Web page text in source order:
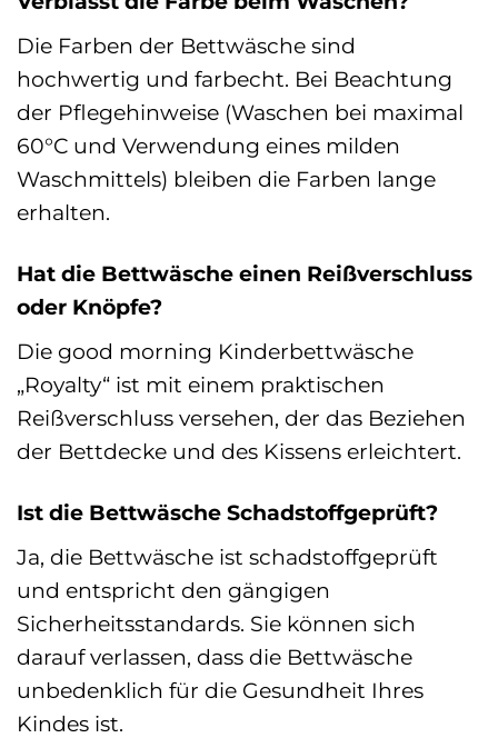
Die Farben der Bettwäsche sind
hochwertig und farbecht. Bei Beachtung
der Pflegehinweise (Waschen bei maximal
60°C und Verwendung eines milden
Waschmittels) bleiben die Farben lange
erhalten.
Hat die Bettwäsche einen Reißverschluss
oder Knöpfe?
Die good morning Kinderbettwäsche
„Royalty“ ist mit einem praktischen
Reißverschluss versehen, der das Beziehen
der Bettdecke und des Kissens erleichtert.
Ist die Bettwäsche Schadstoffgeprüft?
Ja, die Bettwäsche ist schadstoffgeprüft
und entspricht den gängigen
Sicherheitsstandards. Sie können sich
darauf verlassen, dass die Bettwäsche
unbedenklich für die Gesundheit Ihres
Kindes ist.